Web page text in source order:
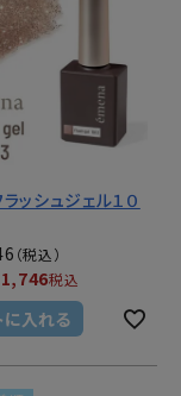
ッシュジェル１０
1,746税込
に入れる